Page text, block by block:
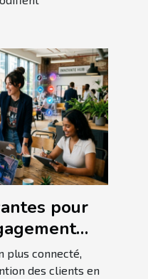
pour
plus connecté,
des clients en